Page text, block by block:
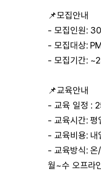
📌모집안내
- 모집인원:
- 모집대상:
- 모집기간:
📌교육안내
- 교육 일정 :
- 교육시간:
- 교육비용: 내
- 교육방식: 온
월~수 오프라